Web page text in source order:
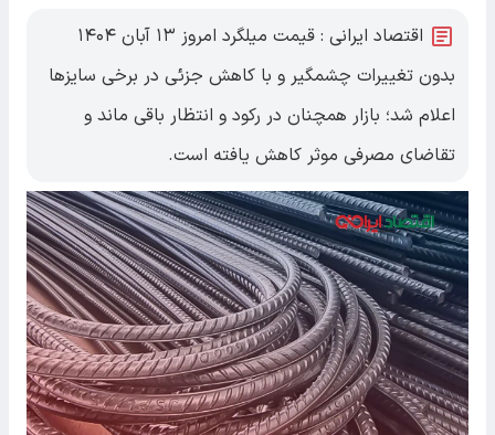
اقتصاد ایرانی : قیمت میلگرد امروز ۱۳ آبان ۱۴۰۴
بدون تغییرات چشمگیر و با کاهش جزئی در برخی سایزها
اعلام شد؛ بازار همچنان در رکود و انتظار باقی ماند و
تقاضای مصرفی موثر کاهش یافته است.